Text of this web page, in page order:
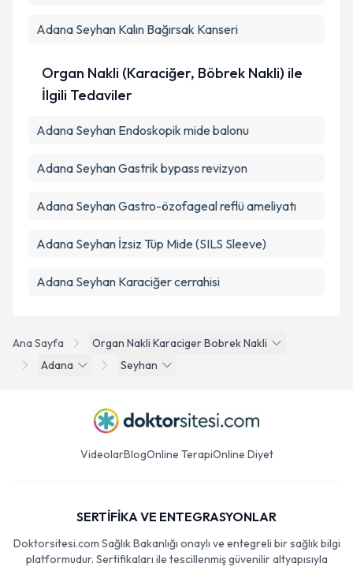
Ana Sayfa
Organ Nakli Karaciger Bobrek Nakli
Adana
Seyhan
Adana Seyhan Kalın Bağırsak Kanseri
Organ Nakli (Karaciğer, Böbrek Nakli) ile
İlgili Tedaviler
Adana Seyhan Endoskopik mide balonu
Adana Seyhan Gastrik bypass revizyon
Adana Seyhan Gastro-özofageal reflü ameliyatı
Adana Seyhan İzsiz Tüp Mide (SILS Sleeve)
Adana Seyhan Karaciğer cerrahisi
VideolarBlogOnline TerapiOnline Diyet
SERTİFİKA VE ENTEGRASYONLAR
Doktorsitesi.com Sağlık Bakanlığı onaylı ve entegreli bir sağlık bilgi
platformudur. Sertifikaları ile tescillenmiş güvenilir altyapısıyla